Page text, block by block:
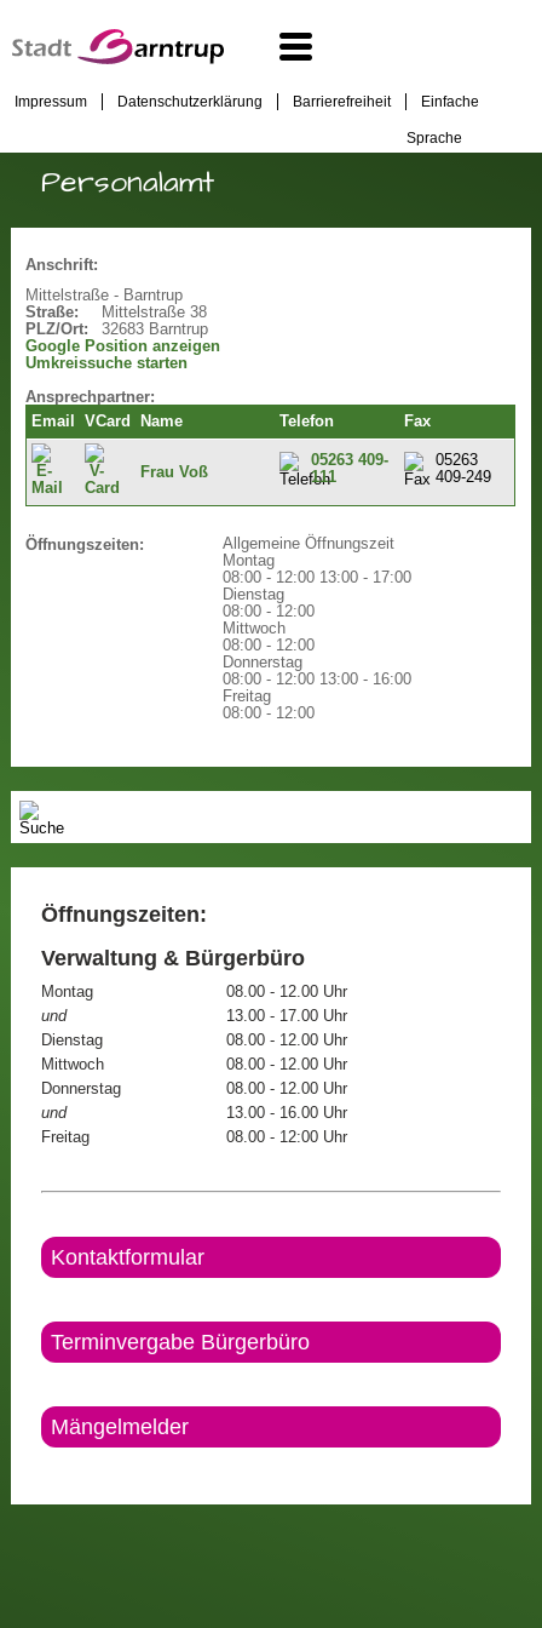
Impressum Datenschutzerklärung Barrierefreiheit Einfache
Sprache
Personalamt
Anschrift:
Mittelstraße - Barntrup
Straße:
Mittelstraße 38
PLZ/Ort:
32683 Barntrup
Google Position anzeigen
Umkreissuche starten
Ansprechpartner:
Email
VCard Name Telefon Fax
Frau Voß
05263 409-
111
05263
409-249
Öffnungszeiten:
Allgemeine Öffnungszeit
Montag
08:00 - 12:00 13:00 - 17:00
Dienstag
08:00 - 12:00
Mittwoch
08:00 - 12:00
Donnerstag
08:00 - 12:00 13:00 - 16:00
Freitag
08:00 - 12:00
Öffnungszeiten:
Verwaltung & Bürgerbüro
Montag
08.00 - 12.00 Uhr
und
13.00 - 17.00 Uhr
Dienstag
08.00 - 12.00 Uhr
Mittwoch
08.00 - 12.00 Uhr
Donnerstag
08.00 - 12.00 Uhr
und
13.00 - 16.00 Uhr
Freitag
08.00 - 12:00 Uhr
Kontaktformular
Terminvergabe Bürgerbüro
Mängelmelder